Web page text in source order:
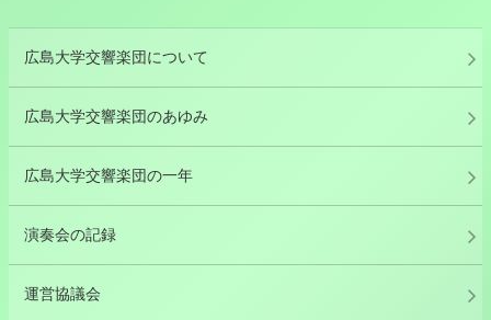
広島大学交響楽団について
広島大学交響楽団のあゆみ
広島大学交響楽団の一年
演奏会の記録
運営協議会